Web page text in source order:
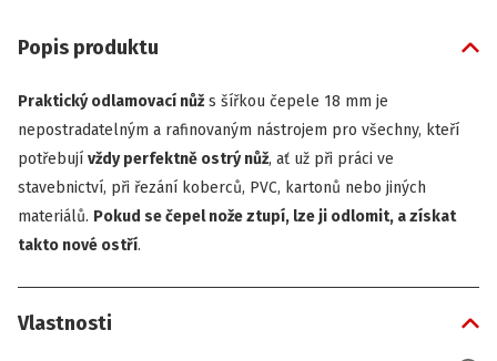
Popis produktu
Praktický odlamovací nůž s šířkou čepele 18 mm je
nepostradatelným a rafinovaným nástrojem pro všechny, kteří
potřebují vždy perfektně ostrý nůž, ať už při práci ve
stavebnictví, při řezání koberců, PVC, kartonů nebo jiných
materiálů. Pokud se čepel nože ztupí, lze ji odlomit, a získat
takto nové ostří.
Vlastnosti